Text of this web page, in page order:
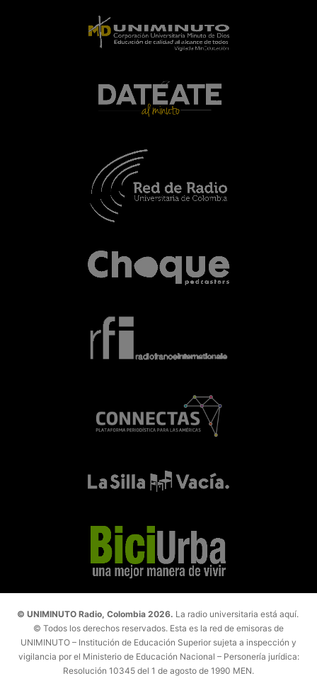
© UNIMINUTO Radio, Colombia 2026. La radio universitaria está aquí.
© Todos los derechos reservados. Esta es la red de emisoras de
UNIMINUTO – Institución de Educación Superior sujeta a inspección y
vigilancia por el Ministerio de Educación Nacional – Personería jurídica:
Resolución 10345 del 1 de agosto de 1990 MEN.